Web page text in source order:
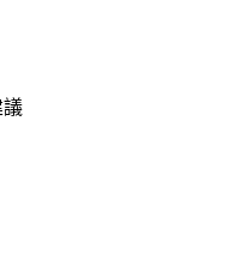
議